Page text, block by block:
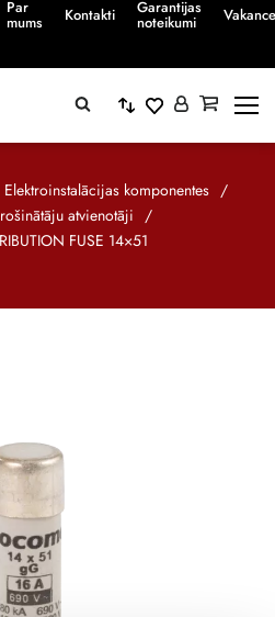
Par
mums Kontakti Garantijas
noteikumi
Elektroinstalācijas komponentes /
atvienotāji /
FUSE 14×51